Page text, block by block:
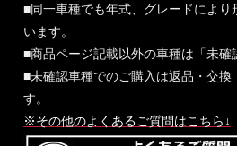
■同一車種でも年式、グレードにより
います。
■商品ページ記載以外の車種は「未確
■未確認車種でのご購入は返品・交換
す。
※その他のよくあるご質問はこちら↓